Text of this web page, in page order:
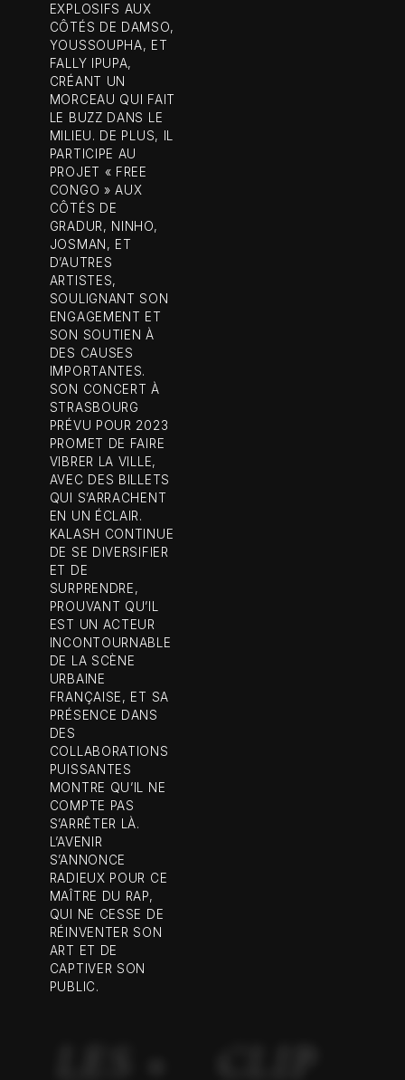
EXPLOSIFS AUX
CÔTÉS DE DAMSO,
YOUSSOUPHA, ET
FALLY IPUPA,
CRÉANT UN
MORCEAU QUI FAIT
LE BUZZ DANS LE
MILIEU. DE PLUS, IL
PARTICIPE AU
PROJET « FREE
CONGO » AUX
CÔTÉS DE
GRADUR, NINHO,
JOSMAN, ET
D’AUTRES
ARTISTES,
SOULIGNANT SON
ENGAGEMENT ET
SON SOUTIEN À
DES CAUSES
IMPORTANTES.
SON CONCERT À
STRASBOURG
PRÉVU POUR 2023
PROMET DE FAIRE
VIBRER LA VILLE,
AVEC DES BILLETS
QUI S’ARRACHENT
EN UN ÉCLAIR.
KALASH CONTINUE
DE SE DIVERSIFIER
ET DE
SURPRENDRE,
PROUVANT QU’IL
EST UN ACTEUR
INCONTOURNABLE
DE LA SCÈNE
URBAINE
FRANÇAISE, ET SA
PRÉSENCE DANS
DES
COLLABORATIONS
PUISSANTES
MONTRE QU’IL NE
COMPTE PAS
S’ARRÊTER LÀ.
L’AVENIR
S’ANNONCE
RADIEUX POUR CE
MAÎTRE DU RAP,
QUI NE CESSE DE
RÉINVENTER SON
ART ET DE
CAPTIVER SON
PUBLIC.